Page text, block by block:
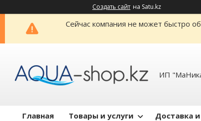
Создать сайт на Satu.kz
Сейчас компания не может быстро
ИП
Главная Товары и услуги Доставка